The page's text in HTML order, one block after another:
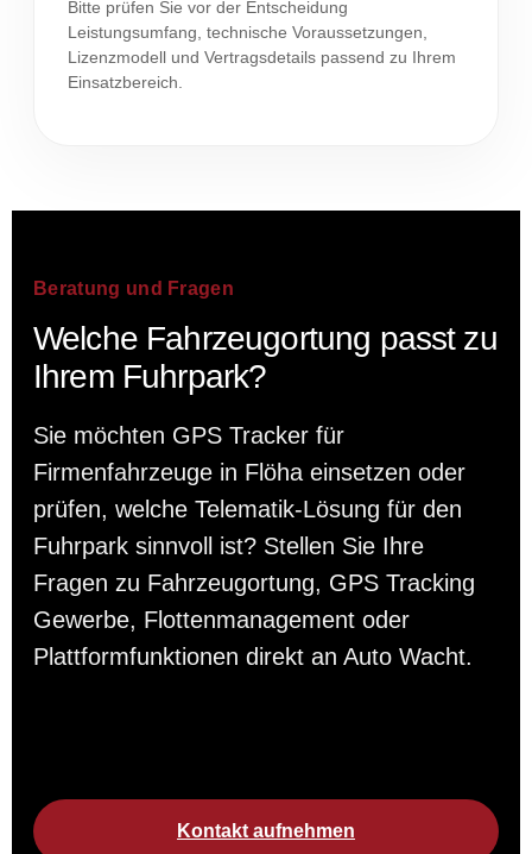
Bitte prüfen Sie vor der Entscheidung
Leistungsumfang, technische Voraussetzungen,
Lizenzmodell und Vertragsdetails passend zu Ihrem
Einsatzbereich.
Beratung und Fragen
Welche Fahrzeugortung passt zu
Ihrem Fuhrpark?
Sie möchten GPS Tracker für
Firmenfahrzeuge in Flöha einsetzen oder
prüfen, welche Telematik-Lösung für den
Fuhrpark sinnvoll ist? Stellen Sie Ihre
Fragen zu Fahrzeugortung, GPS Tracking
Gewerbe, Flottenmanagement oder
Plattformfunktionen direkt an Auto Wacht.
Kontakt aufnehmen